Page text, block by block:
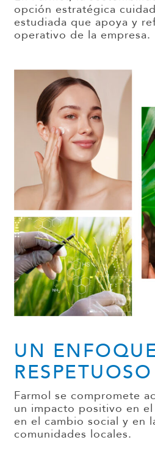
opción estratégica
estudiada que apoya y
operativo de la empresa.
UN
RESPETUOSO
Farmol se compromete
un impacto positivo en
en el cambio social y en
comunidades locales.